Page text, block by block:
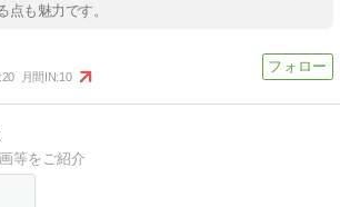
点も魅力です。
20 月間IN:10
等をご紹介